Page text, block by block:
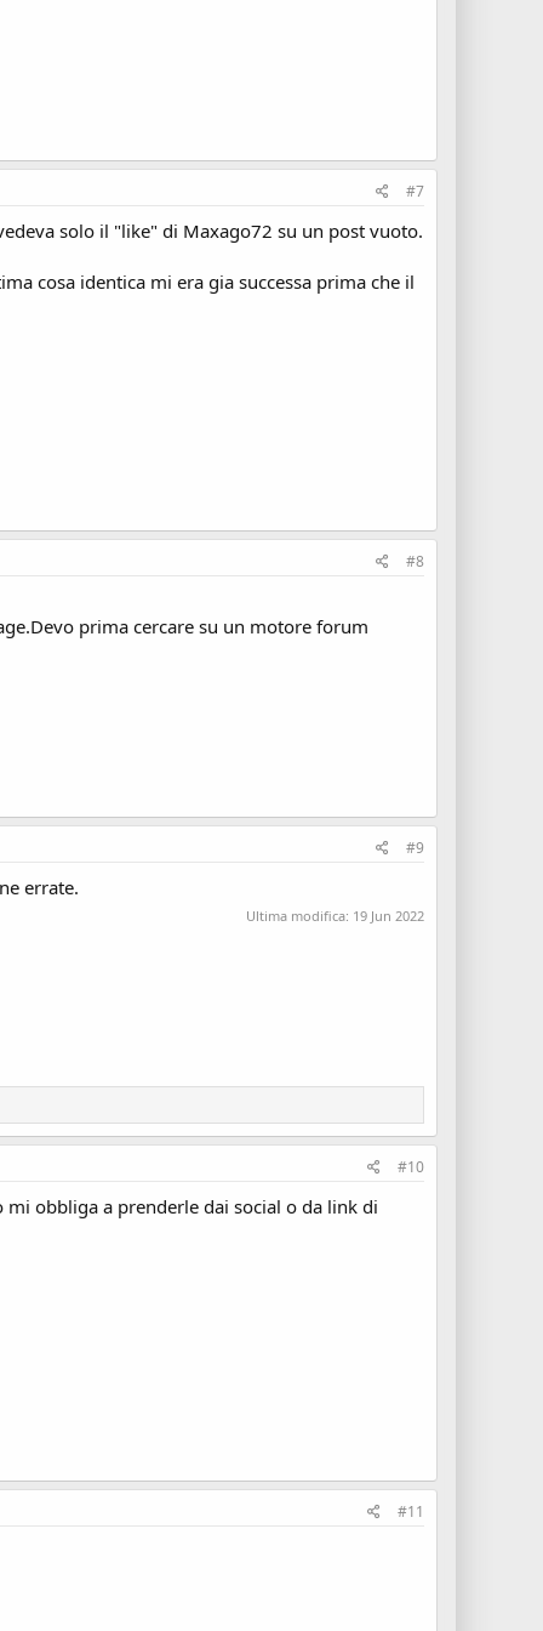
#7
solo il "like" di Maxago72 su un post vuoto.
cosa identica mi era gia successa prima che il
#8
prima cercare su un motore forum
#9
errate.
Ultima modifica: 19 Jun 2022
#10
obbliga a prenderle dai social o da link di
#11